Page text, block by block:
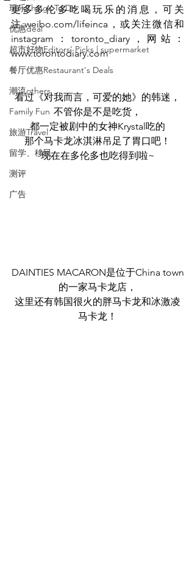
玩乐Things To Do
优惠deal
超市好物Editors' Picks | supermarket
餐厅优惠Restaurant's Deals
潮流others
Family Fun
旅游Travel
留学、移民
测评
广告
更多多伦多吃喝玩乐的消息，可关
注:weibo.com/lifeinca，或关注微信和
instagram：toronto_diary，网站：
www.torontodiary.com
看过《对我而言，可爱的她》的韩迷，
不管你是不是吃货，
都一定被剧中的女神Krystal吃的
那个马卡龙冰淇淋吊足了胃口吧！
现在在多伦多也吃得到啦~
DAINTIES MACARON是位于China town
的一家马卡龙店，
这里还有韩国很火的胖马卡龙和冰激凌
马卡龙！